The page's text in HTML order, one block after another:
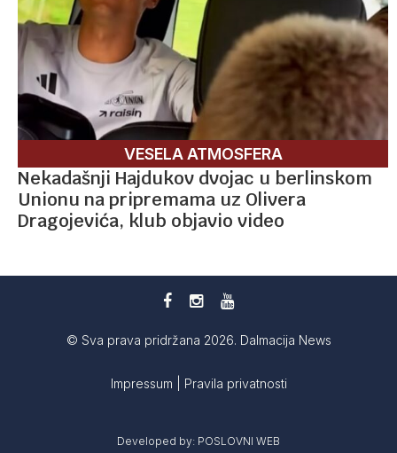
VESELA ATMOSFERA
Nekadašnji Hajdukov dvojac u berlinskom
Unionu na pripremama uz Olivera
Dragojevića, klub objavio video
© Sva prava pridržana 2026. Dalmacija News
Impressum Pravila privatnosti
Developed by: POSLOVNI WEB